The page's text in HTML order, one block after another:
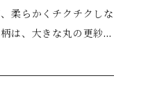
は、大きな丸の更紗で
きにくいため、持ち運